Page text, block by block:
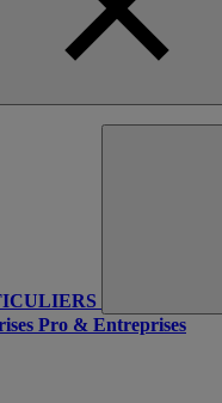
Pro & Entreprises